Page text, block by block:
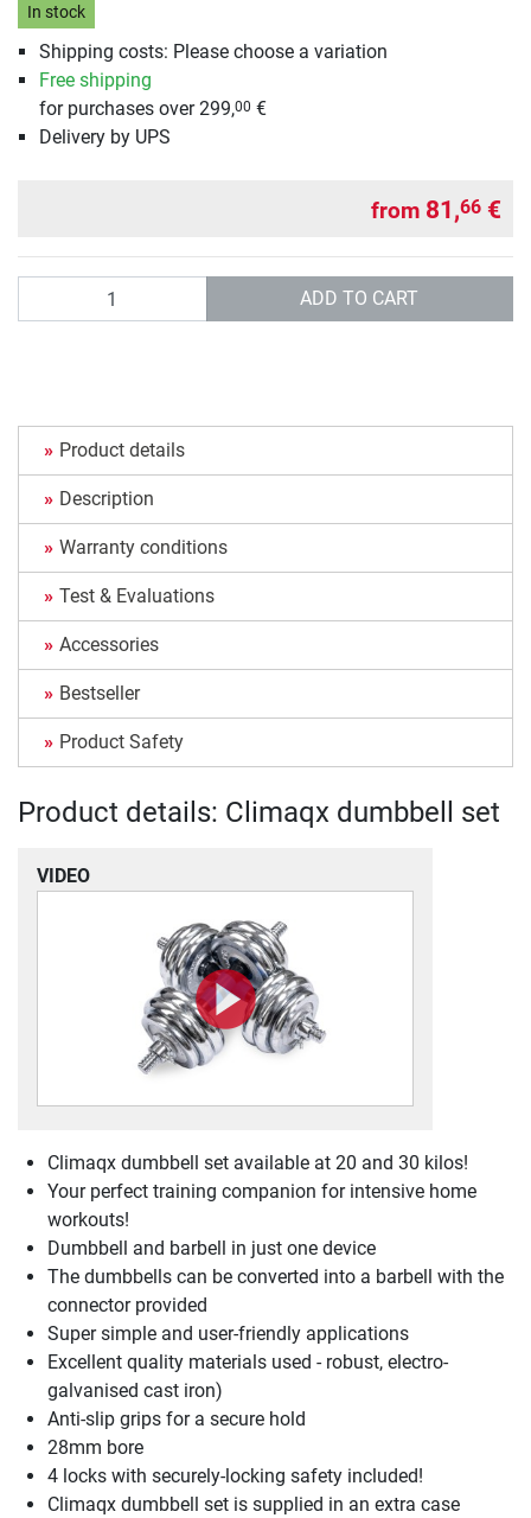
In stock
Shipping costs: Please choose a variation
Free shipping
for purchases over 299,00 €
Delivery by UPS
from 81,66 €
ADD TO CART
Product details
Description
Warranty conditions
Test & Evaluations
Accessories
Bestseller
Product Safety
Product details: Climaqx dumbbell set
VIDEO
Climaqx dumbbell set available at 20 and 30 kilos!
Your perfect training companion for intensive home
workouts!
Dumbbell and barbell in just one device
The dumbbells can be converted into a barbell with the
connector provided
Super simple and user-friendly applications
Excellent quality materials used - robust, electro-
galvanised cast iron)
Anti-slip grips for a secure hold
28mm bore
4 locks with securely-locking safety included!
Climaqx dumbbell set is supplied in an extra case